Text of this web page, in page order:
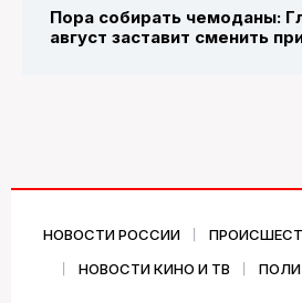
Пора собирать чемоданы:
август заставит сменить
НОВОСТИ РОССИИ
НОВОСТИ КИНО И ТВ